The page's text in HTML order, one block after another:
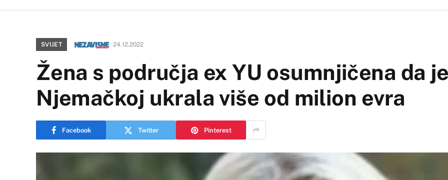
SVIJET 24.12.2022
Žena s područja ex YU osumnjičena da
Njemačkoj ukrala više od milion evra
Facebook Twitter Pinterest